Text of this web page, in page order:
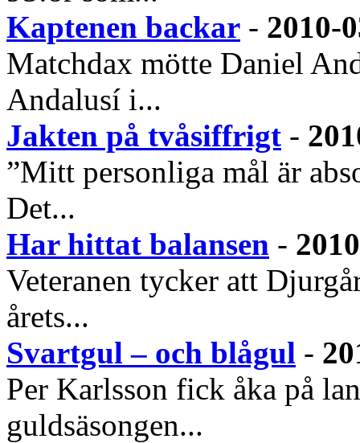
Kaptenen backar - 2010-
Matchdax mötte Daniel
Andalusí i...
Jakten på tvåsiffrigt -
”Mitt personliga mål är
Det...
Har hittat balansen -
Veteranen tycker att
årets...
Svartgul – och blågul -
Per Karlsson fick åka på
guldsäsongen...